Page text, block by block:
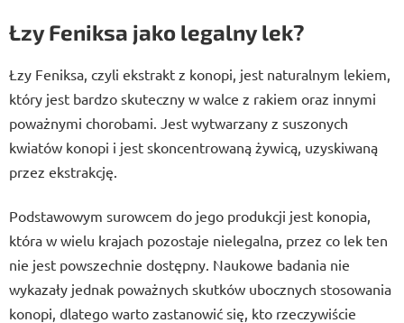
Łzy Feniksa jako legalny lek?
Łzy Feniksa, czyli ekstrakt z konopi, jest naturalnym lekiem,
który jest bardzo skuteczny w walce z rakiem oraz innymi
poważnymi chorobami. Jest wytwarzany z suszonych
kwiatów konopi i jest skoncentrowaną żywicą, uzyskiwaną
przez ekstrakcję.
Podstawowym surowcem do jego produkcji jest konopia,
która w wielu krajach pozostaje nielegalna, przez co lek ten
nie jest powszechnie dostępny. Naukowe badania nie
wykazały jednak poważnych skutków ubocznych stosowania
konopi, dlatego warto zastanowić się, kto rzeczywiście